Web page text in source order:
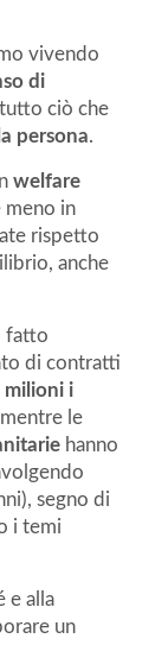
vivendo
di
ciò che
persona.
welfare
meno in
rispetto
anche
fatto
di contratti
milioni i
le
hanno
segno di
i temi
e alla
un